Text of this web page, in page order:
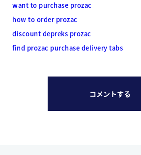
want to purchase prozac
how to order prozac
discount depreks prozac
find prozac purchase delivery tabs
コメントする